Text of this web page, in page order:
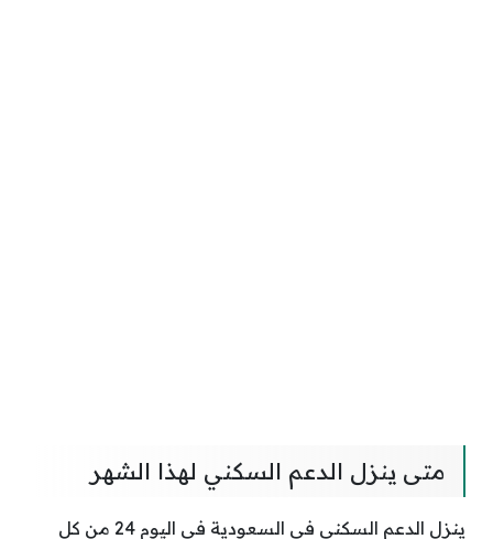
متى ينزل الدعم السكني لهذا الشهر
ينزل الدعم السكني في السعودية في اليوم 24 من كل